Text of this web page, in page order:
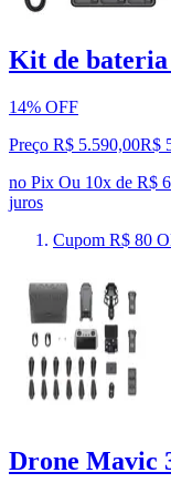
Kit de
14% OFF
Preço R$ 5.590,00R$
no Pix Ou 10x de R$
juros
Cupom R$ 80
Drone Mavic